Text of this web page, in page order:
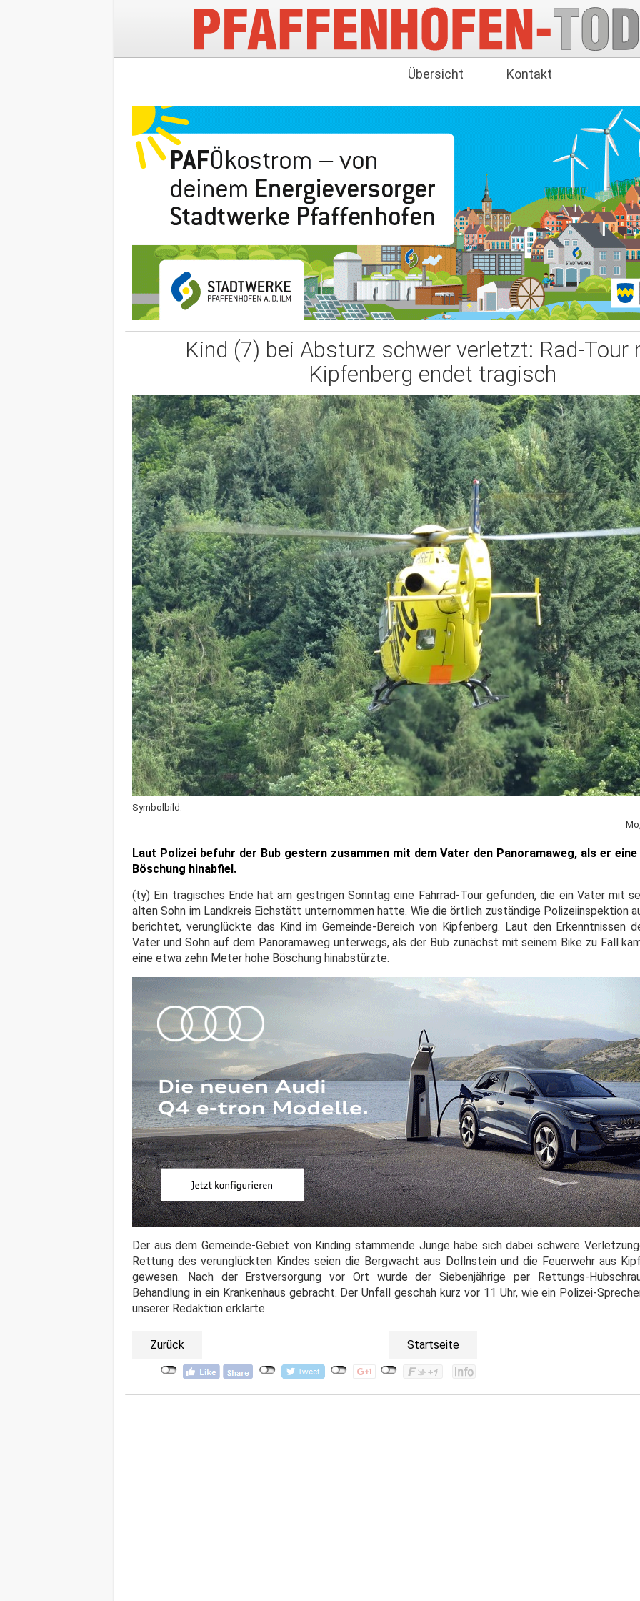
Übersicht Kontakt
Kind (7) bei Absturz schwer verletzt: Rad-Tour
Kipfenberg endet tragisch
Symbolbild.
Laut Polizei befuhr der Bub gestern zusammen mit dem Vater den Panoramaweg, als er
Böschung hinabfiel.
(ty) Ein tragisches Ende hat am gestrigen Sonntag eine Fahrrad-Tour gefunden, die ein Vater mit
alten Sohn im Landkreis Eichstätt unternommen hatte. Wie die örtlich zuständige Polizeiinspektion
berichtet, verunglückte das Kind im Gemeinde-Bereich von Kipfenberg. Laut den Erkenntnissen
Vater und Sohn auf dem Panoramaweg unterwegs, als der Bub zunächst mit seinem Bike zu Fall
eine etwa zehn Meter hohe Böschung hinabstürzte.
Der aus dem Gemeinde-Gebiet von Kinding stammende Junge habe sich dabei schwere
Rettung des verunglückten Kindes seien die Bergwacht aus Dollnstein und die Feuerwehr aus
gewesen. Nach der Erstversorgung vor Ort wurde der Siebenjährige per Rettungs-
Behandlung in ein Krankenhaus gebracht. Der Unfall geschah kurz vor 11 Uhr, wie ein Polizei-
unserer Redaktion erklärte.
Zurück Startseite